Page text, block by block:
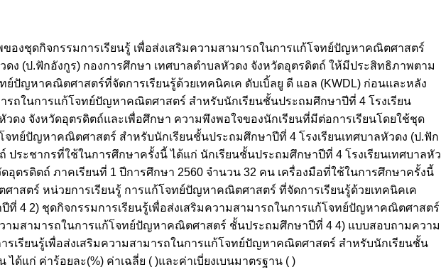
องชุดกิจกรรมการเรียนรู้ เพื่อส่งเสริมความสามารถในการแก้โจทย์ปัญหาคณิตศาสตร์
ง (ป.ฟักอังกูร) กองการศึกษา เทศบาลตำบลหัวดง จังหวัดอุตรดิตถ์ ให้มีประสิทธิภาพตาม
ย์ปัญหาคณิตศาสตร์ที่จัดการเรียนรู้ด้วยเทคนิคเค ดับเบิ้ลยู ดี แอล (KWDL) ก่อนและหลัง
ารถในการแก้โจทย์ปัญหาคณิตศาสตร์ สำหรับนักเรียนชั้นประถมศึกษาปีที่ 4 โรงเรียน
ดง จังหวัดอุตรดิตถ์และเพื่อศึกษา ความพึงพอใจของนักเรียนที่มีต่อการเรียนโดยใช้ชุด
จทย์ปัญหาคณิตศาสตร์ สำหรับนักเรียนชั้นประถมศึกษาปีที่ 4 โรงเรียนเทศบาลหัวดง (ป.ฟัก
ประชากรที่ใช้ในการศึกษาครั้งนี้ ได้แก่ นักเรียนชั้นประถมศึกษาปีที่ 4 โรงเรียนเทศบาลหัว
อุตรดิตถ์ ภาคเรียนที่ 1 ปีการศึกษา 2560 จำนวน 32 คน เครื่องมือที่ใช้ในการศึกษาครั้งนี้
าสตร์ หน่วยการเรียนรู้ การแก้โจทย์ปัญหาคณิตศาสตร์ ที่จัดการเรียนรู้ด้วยเทคนิคเค
ที่ 4 2) ชุดกิจกรรมการเรียนรู้เพื่อส่งเสริมความสามารถในการแก้โจทย์ปัญหาคณิตศาสตร์
มสามารถในการแก้โจทย์ปัญหาคณิตศาสตร์ ชั้นประถมศึกษาปีที่ 4 4) แบบสอบถามความ
รเรียนรู้เพื่อส่งเสริมความสามารถในการแก้โจทย์ปัญหาคณิตศาสตร์ สำหรับนักเรียนชั้น
แก่ ค่าร้อยละ(%) ค่าเฉลี่ย ( )และค่าเบี่ยงเบนมาตรฐาน ( )